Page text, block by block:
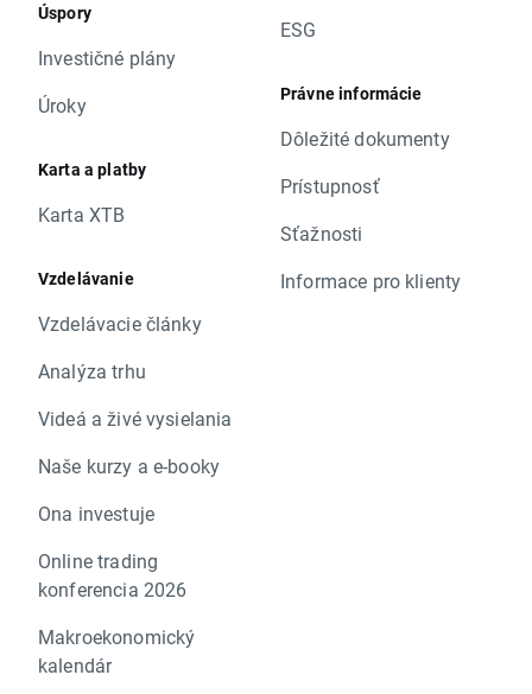
Úspory
Investičné plány
Úroky
Karta a platby
Karta XTB
Vzdelávanie
Vzdelávacie články
Analýza trhu
Videá a živé vysielania
Naše kurzy a e-booky
Ona investuje
Online trading
konferencia 2026
Makroekonomický
kalendár
ESG
Právne informácie
Dôležité dokumenty
Prístupnosť
Sťažnosti
Informace pro klienty